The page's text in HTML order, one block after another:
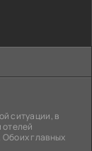
ситуации, в
отелей
главных